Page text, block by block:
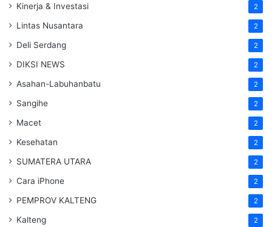
Kinerja & Investasi 2
Lintas Nusantara 2
Deli Serdang 2
DIKSI NEWS 2
Asahan-Labuhanbatu 2
Sangihe 2
Macet 2
Kesehatan 2
SUMATERA UTARA 2
Cara iPhone 2
PEMPROV KALTENG 2
Kalteng 2